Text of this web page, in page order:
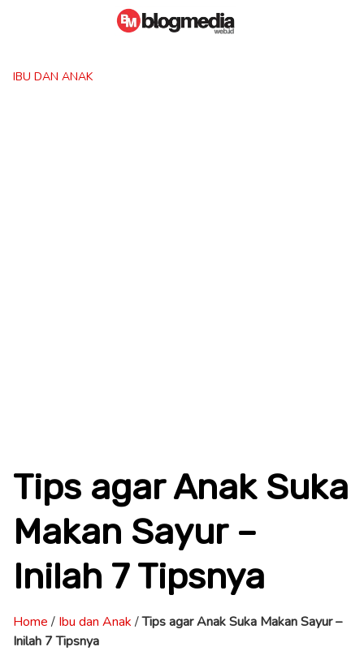
IBU DAN ANAK
Tips agar Anak Suka
Makan Sayur –
Inilah 7 Tipsnya
Home / Ibu dan Anak /Tips agar Anak Suka Makan Sayur –
Inilah 7 Tipsnya